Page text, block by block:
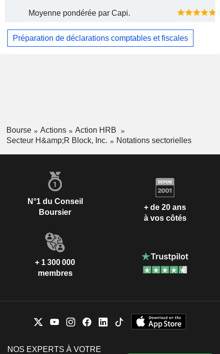
Moyenne pondérée par Capi.
Préparation de déclarations comptables et fiscales
Bourse Actions
Action HRB
Secteur H&amp;R Block, Inc.
Notations sectorielles
N°1 du Conseil
Boursier
+ de 20 ans
à vos côtés
+ 1 300 000
membres
NOS EXPERTS À VOTRE